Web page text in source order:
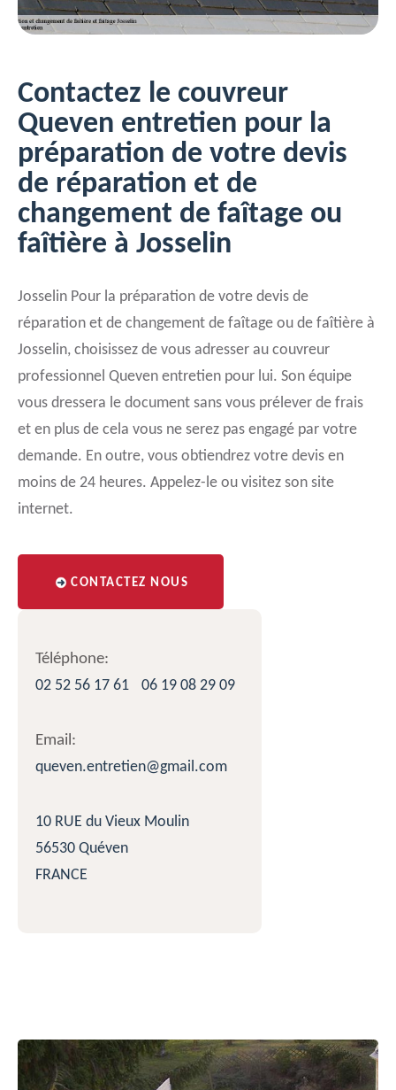
Contactez le couvreur
Queven entretien pour la
préparation de votre devis
de réparation et de
changement de faîtage ou
faîtière à Josselin
Josselin Pour la préparation de votre devis de
réparation et de changement de faîtage ou de faîtière à
Josselin, choisissez de vous adresser au couvreur
professionnel Queven entretien pour lui. Son équipe
vous dressera le document sans vous prélever de frais
et en plus de cela vous ne serez pas engagé par votre
demande. En outre, vous obtiendrez votre devis en
moins de 24 heures. Appelez-le ou visitez son site
internet.
CONTACTEZ NOUS
Téléphone:
02 52 56 17 61
06 19 08 29 09
Email:
queven.entretien@gmail.com
10 RUE du Vieux Moulin
56530 Quéven
FRANCE